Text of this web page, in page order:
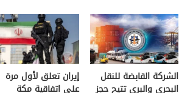
الشركة القابضة للنقل
البحري والبري تتيح حجز
إيران تعلق لأول مرة
على اتفاقية مكة